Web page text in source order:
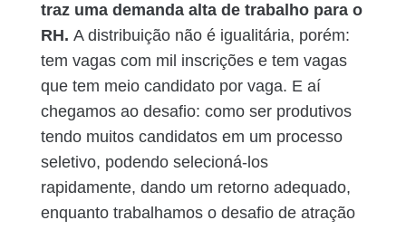
traz uma demanda alta de trabalho para o
RH. A distribuição não é igualitária, porém:
tem vagas com mil inscrições e tem vagas
que tem meio candidato por vaga. E aí
chegamos ao desafio: como ser produtivos
tendo muitos candidatos em um processo
seletivo, podendo selecioná-los
rapidamente, dando um retorno adequado,
enquanto trabalhamos o desafio de atração